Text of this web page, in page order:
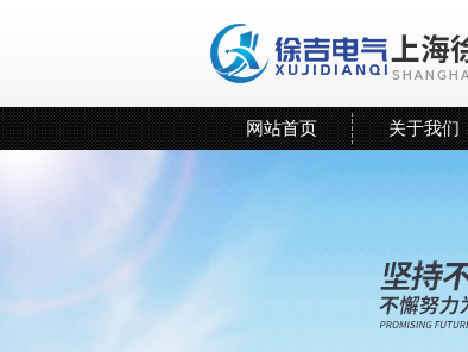
网站首页 关于我们